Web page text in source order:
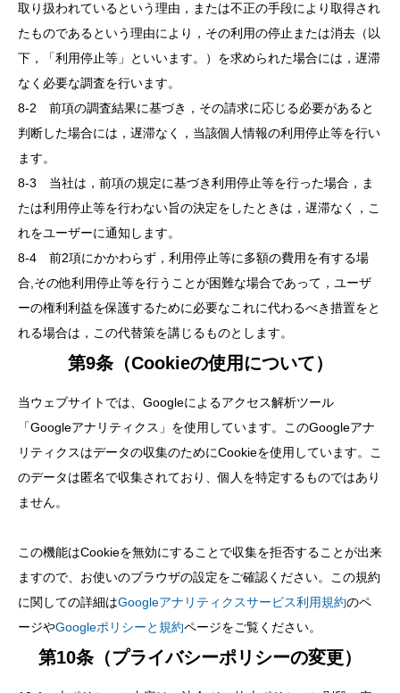
取り扱われているという理由，または不正の手段により取得され
たものであるという理由により，その利用の停止または消去（以
下，「利用停止等」といいます。）を求められた場合には，遅滞
なく必要な調査を行います。
8-2 前項の調査結果に基づき，その請求に応じる必要があると
判断した場合には，遅滞なく，当該個人情報の利用停止等を行い
ます。
8-3 当社は，前項の規定に基づき利用停止等を行った場合，ま
たは利用停止等を行わない旨の決定をしたときは，遅滞なく，こ
れをユーザーに通知します。
8-4 前2項にかかわらず，利用停止等に多額の費用を有する場
合,その他利用停止等を行うことが困難な場合であって，ユーザ
ーの権利利益を保護するために必要なこれに代わるべき措置をと
れる場合は，この代替策を講じるものとします。
第9条（Cookieの使用について）
当ウェブサイトでは、Googleによるアクセス解析ツール
「Googleアナリティクス」を使用しています。このGoogleアナ
リティクスはデータの収集のためにCookieを使用しています。こ
のデータは匿名で収集されており、個人を特定するものではあり
ません。
この機能はCookieを無効にすることで収集を拒否することが出来
ますので、お使いのブラウザの設定をご確認ください。この規約
に関しての詳細はGoogleアナリティクスサービス利用規約のペ
ージやGoogleポリシーと規約ページをご覧ください。
第10条（プライバシーポリシーの変更）